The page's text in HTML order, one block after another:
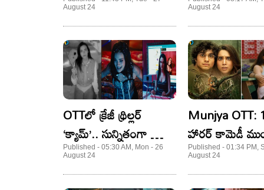
August 24
వచ్చేస్తాయి..
August 24
OTTలో క్రేజీ థ్రిల్లర్
‘క్యామ్’.. సున్నితంగా ఉండే
వాళ్లు అస్సలు చూడొద్దు..
Published - 05:30 AM, Mon - 26
August 24
Munjya OTT:
హారర్ కామెడీ
OTTలోకి
ఎక్కడ స్ట్రీమింగ్
Published - 01:34 PM,
August 24